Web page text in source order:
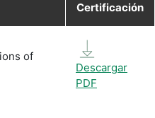
Certificación
of
Descargar
PDF